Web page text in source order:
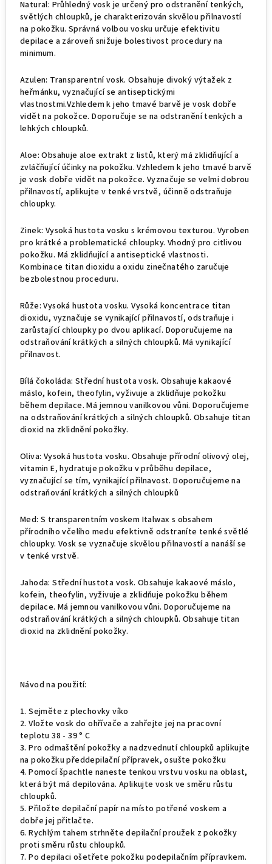
Natural: Průhledný vosk je určený pro odstranění tenkých,
světlých chloupků, je charakterizován skvělou přilnavostí
na pokožku. Správná volbou vosku určuje efektivitu
depilace a zároveň snižuje bolestivost procedury na
minimum.
Azulen: Transparentní vosk. Obsahuje divoký výtažek z
heřmánku, vyznačující se antiseptickými
vlastnostmi.Vzhledem k jeho tmavé barvě je vosk dobře
vidět na pokožce. Doporučuje se na odstranění tenkých a
lehkých chloupků.
Aloe: Obsahuje aloe extrakt z listů, který má zklidňující a
zvláčňující účinky na pokožku. Vzhledem k jeho tmavé barvě
je vosk dobře vidět na pokožce. Vyznačuje se velmi dobrou
přilnavostí, aplikujte v tenké vrstvě, účinně odstraňuje
chloupky.
Zinek: Vysoká hustota vosku s krémovou texturou. Vyroben
pro krátké a problematické chloupky. Vhodný pro citlivou
pokožku. Má zklidňující a antiseptické vlastnosti.
Kombinace titan dioxidu a oxidu zinečnatého zaručuje
bezbolestnou proceduru.
Růže: Vysoká hustota vosku. Vysoká koncentrace titan
dioxidu, vyznačuje se vynikající přilnavostí, odstraňuje i
zarůstající chloupky po dvou aplikací. Doporučujeme na
odstraňování krátkých a silných chloupků. Má vynikající
přilnavost.
Bílá čokoláda: Střední hustota vosk. Obsahuje kakaové
máslo, kofein, theofylin, vyživuje a zklidňuje pokožku
během depilace. Má jemnou vanilkovou vůni. Doporučujeme
na odstraňování krátkých a silných chloupků. Obsahuje titan
dioxid na zklidnění pokožky.
Oliva: Vysoká hustota vosku. Obsahuje přírodní olivový olej,
vitamin E, hydratuje pokožku v průběhu depilace,
vyznačující se tím, vynikající přilnavost. Doporučujeme na
odstraňování krátkých a silných chloupků
Med: S transparentním voskem Italwax s obsahem
přírodního včelího medu efektivně odstraníte tenké světlé
chloupky. Vosk se vyznačuje skvělou přilnavostí a nanáší se
v tenké vrstvě.
Jahoda: Střední hustota vosk. Obsahuje kakaové máslo,
kofein, theofylin, vyživuje a zklidňuje pokožku během
depilace. Má jemnou vanilkovou vůni. Doporučujeme na
odstraňování krátkých a silných chloupků. Obsahuje titan
dioxid na zklidnění pokožky.
Návod na použití:
1. Sejměte z plechovky víko
2. Vložte vosk do ohřívače a zahřejte jej na pracovní
teplotu 38 - 39 ° C
3. Pro odmaštění pokožky a nadzvednutí chloupků aplikujte
na pokožku předdepilační přípravek, osušte pokožku
4. Pomocí špachtle naneste tenkou vrstvu vosku na oblast,
která být má depilována. Aplikujte vosk ve směru růstu
chloupků.
5. Přiložte depilační papír na místo potřené voskem a
dobře jej přitlačte.
6. Rychlým tahem strhněte depilační proužek z pokožky
proti směru růstu chloupků.
7. Po depilaci ošetřete pokožku podepilačním přípravkem.